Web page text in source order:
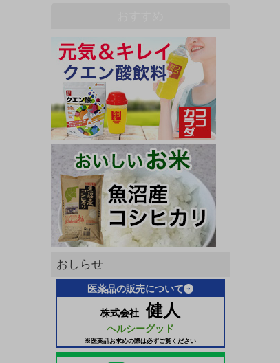
おしらせ
医薬品の販売について
株式会社 健人
ヘルシーグッド
※医薬品お求めの際は必ずご覧ください